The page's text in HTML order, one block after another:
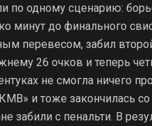
по одному сценарию:
минут до финального
перевесом, забил
26 очков и теперь
не смогла ничего
и тоже закончилась со
забили с пенальти. В